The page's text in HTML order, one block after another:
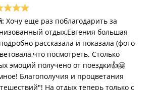
Хочу еще раз поблагодарить за
отдых,Евгения большая
рассказала и показала (фото
посмотреть. Столько
эмоций получено от поездки👍🤗
Благополучия и процветания
На отдых теперь только с